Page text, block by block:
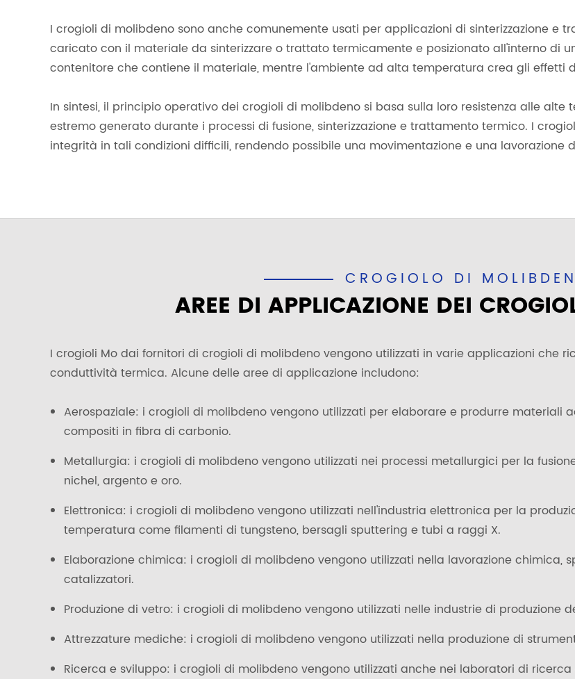
I crogioli di molibdeno sono anche comunemente usati per applicazioni di sinterizzazione e
caricato con il materiale da sinterizzare o trattato termicamente e posizionato all'interno di
contenitore che contiene il materiale, mentre l'ambiente ad alta temperatura crea gli effetti
In sintesi, il principio operativo dei crogioli di molibdeno si basa sulla loro resistenza alle
estremo generato durante i processi di fusione, sinterizzazione e trattamento termico. I
integrità in tali condizioni difficili, rendendo possibile una movimentazione e una lavorazione
CROGIOLO DI
AREE DI APPLICAZIONE DEI
I crogioli Mo dai fornitori di crogioli di molibdeno vengono utilizzati in varie applicazioni che
conduttività termica. Alcune delle aree di applicazione includono:
Aerospaziale: i crogioli di molibdeno vengono utilizzati per elaborare e produrre materiali
compositi in fibra di carbonio.
Metallurgia: i crogioli di molibdeno vengono utilizzati nei processi metallurgici per la
nichel, argento e oro.
Elettronica: i crogioli di molibdeno vengono utilizzati nell'industria elettronica per la
temperatura come filamenti di tungsteno, bersagli sputtering e tubi a raggi X.
Elaborazione chimica: i crogioli di molibdeno vengono utilizzati nella lavorazione
catalizzatori.
Produzione di vetro: i crogioli di molibdeno vengono utilizzati nelle industrie di produzione
Attrezzature mediche: i crogioli di molibdeno vengono utilizzati nella produzione di
Ricerca e sviluppo: i crogioli di molibdeno vengono utilizzati anche nei laboratori di